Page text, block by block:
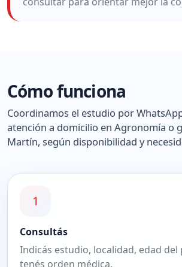
Cómo funciona
Coordinamos el estudio por
atención a domicilio en Agronomía o
Martín, según disponibilidad y
1
Consultás
Indicás estudio, localidad, edad del
tenés orden médica.